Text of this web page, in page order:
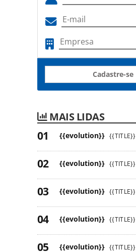
Cadastre-se
MAIS LIDAS
{{evolution}} {{TITLE}}
{{evolution}} {{TITLE}}
{{evolution}} {{TITLE}}
{{evolution}} {{TITLE}}
{{evolution}} {{TITLE}}